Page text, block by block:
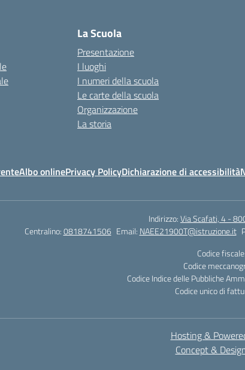
La Scuola
Presentazione
I luoghi
I numeri della scuola
Le carte della scuola
Organizzazione
La storia
Albo onlinePrivacy PolicyDichiarazione di accessibilità
Indirizzo:Via Scafati, 4 -
Centralino:0818741506 Email: NAEE21900T@istruzione.it
Codice
Codice
Codice Indice delle Pubbliche
Codice unico di
Hosting &
Concept &